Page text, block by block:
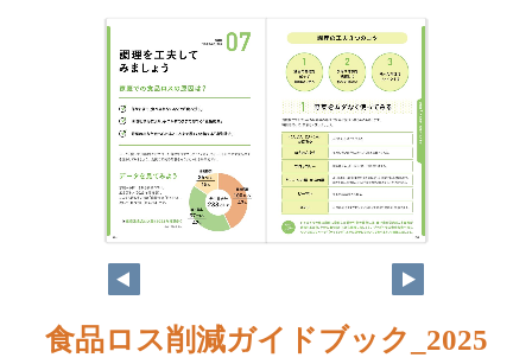
食品ロス削減ガイドブック_2025